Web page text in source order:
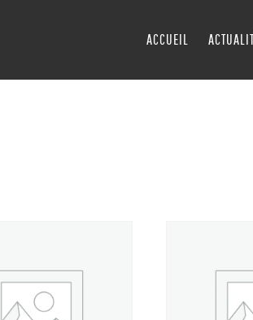
ACCUEIL